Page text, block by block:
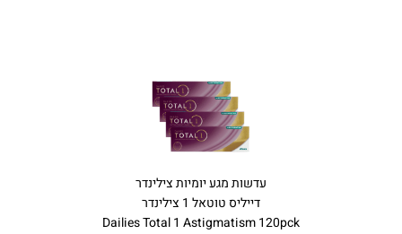
עדשות מגע יומיות צילינדר
דייליס טוטאל 1 צילינדר
Dailies Total 1 Astigmatism 120pck